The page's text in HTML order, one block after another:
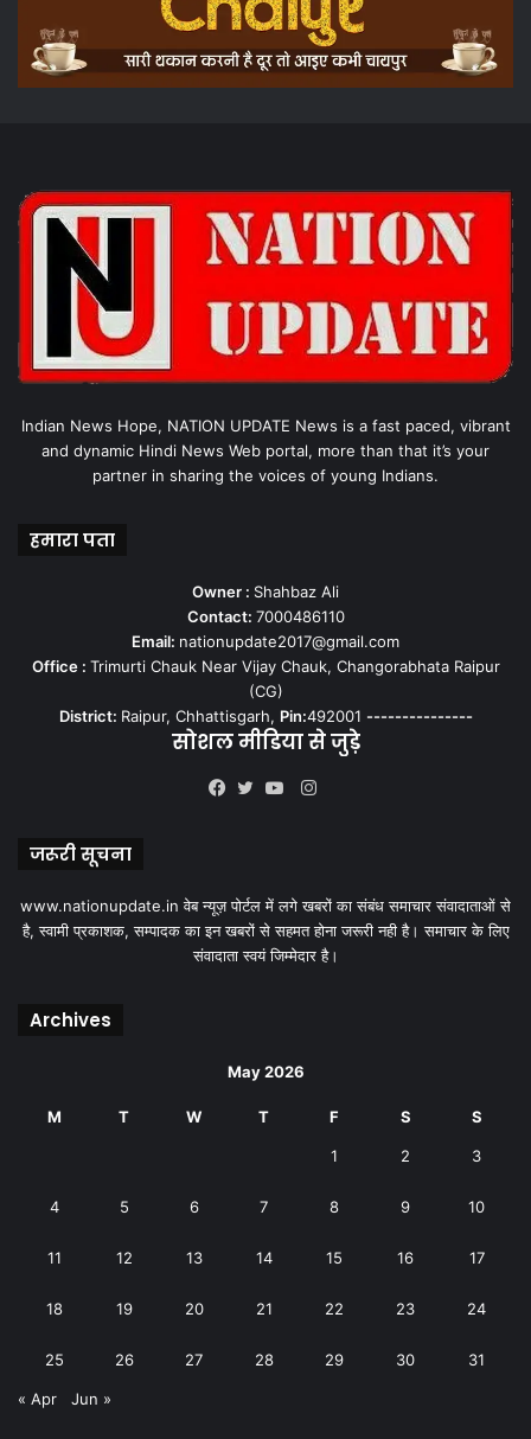
Indian News Hope, NATION UPDATE News is a fast paced, vibrant
and dynamic Hindi News Web portal, more than that it’s your
partner in sharing the voices of young Indians.
हमारा पता
Owner : Shahbaz Ali
Contact: 7000486110
Email: nationupdate2017@gmail.com
Office : Trimurti Chauk Near Vijay Chauk, Changorabhata Raipur
(CG)
District: Raipur, Chhattisgarh, Pin:492001 ---------------
सोशल मीडिया से जुड़े
Instagram
जरूरी सूचना
www.nationupdate.in वेब न्यूज़ पोर्टल में लगे खबरों का संबंध समाचार संवादाताओं से
है, स्वामी प्रकाशक, सम्पादक का इन खबरों से सहमत होना जरूरी नही है। समाचार के लिए
संवादाता स्वयं जिम्मेदार है।
Archives
May 2026
M T W T F S S
1 2 3
4 5 6 7 8 9 10
11 12 13 14 15 16 17
18 19 20 21 22 23 24
25 26 27 28 29 30 31
« Apr Jun »